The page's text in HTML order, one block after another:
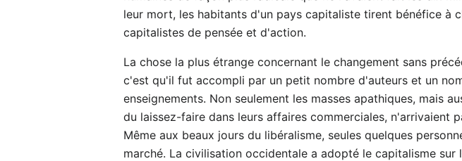
leur mort, les habitants d'un pays capitaliste tirent bénéfice à
capitalistes de pensée et d'action.
La chose la plus étrange concernant le changement sans
c'est qu'il fut accompli par un petit nombre d'auteurs et un
enseignements. Non seulement les masses apathiques, mais
du laissez-faire dans leurs affaires commerciales, n'arrivaient
Même aux beaux jours du libéralisme, seules quelques
marché. La civilisation occidentale a adopté le capitalisme